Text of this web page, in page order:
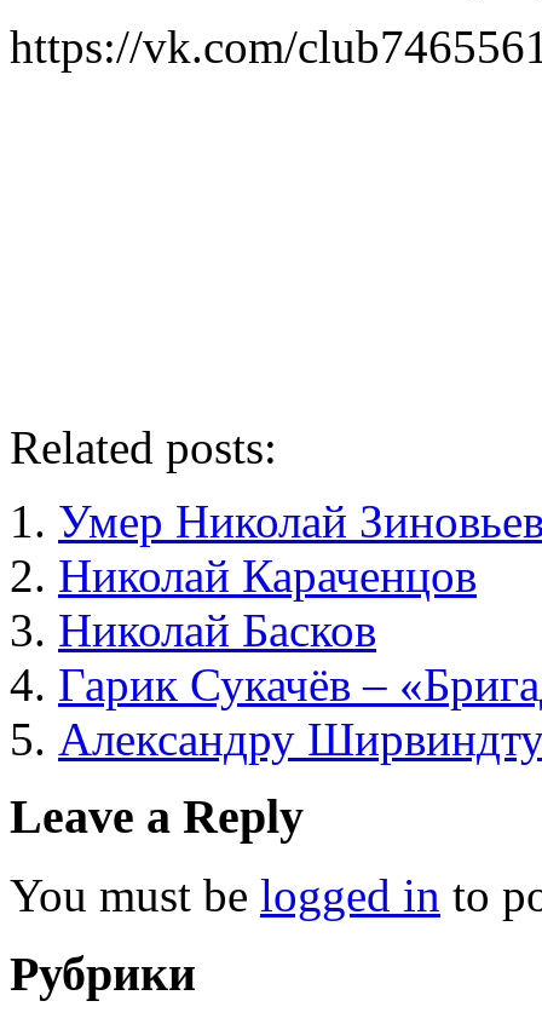
https://vk.com/
Related posts:
Умер Николай
Николай Караченцов
Николай Басков
Гарик Сукачёв –
Александру
Leave a Reply
You must be logged in to
Рубрики